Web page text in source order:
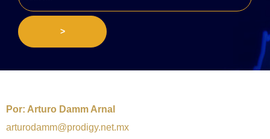
>
Por: Arturo Damm Arnal
arturodamm@prodigy.net.mx